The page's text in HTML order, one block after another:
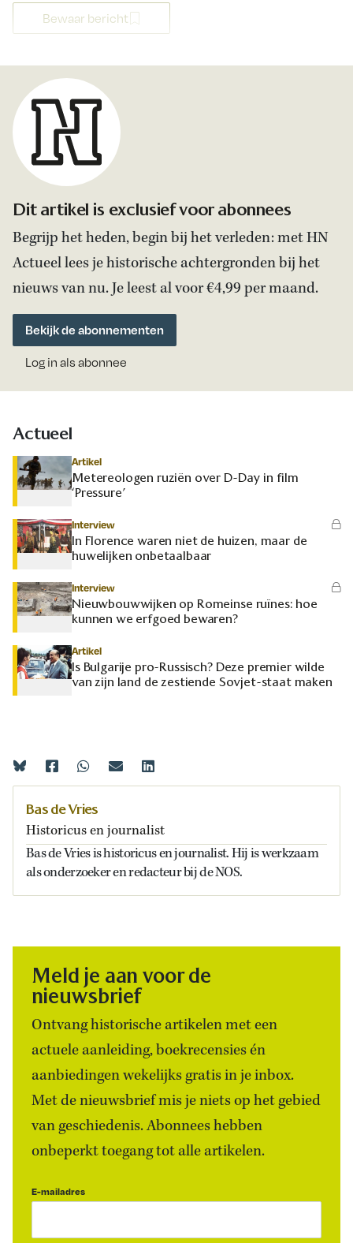
Bewaar bericht
Dit artikel is exclusief voor abonnees
Begrijp het heden, begin bij het verleden: met HN
Actueel lees je historische achtergronden bij het
nieuws van nu. Je leest al voor €4,99 per maand.
Bekijk de abonnementen
Log in als abonnee
Actueel
Artikel
Metereologen ruziën over D-Day in film
‘Pressure’
Interview
In Florence waren niet de huizen, maar de
huwelijken onbetaalbaar
Interview
Nieuwbouwwijken op Romeinse ruïnes: hoe
kunnen we erfgoed bewaren?
Artikel
Is Bulgarije pro-Russisch? Deze premier wilde
van zijn land de zestiende Sovjet-staat maken
Bas de Vries
Historicus en journalist
Bas de Vries is historicus en journalist. Hij is werkzaam
als onderzoeker en redacteur bij de NOS.
Meld je aan voor de
nieuwsbrief
Ontvang historische artikelen met een
actuele aanleiding, boekrecensies én
aanbiedingen wekelijks gratis in je inbox.
Met de nieuwsbrief mis je niets op het gebied
van geschiedenis. Abonnees hebben
onbeperkt toegang tot alle artikelen.
E-mailadres